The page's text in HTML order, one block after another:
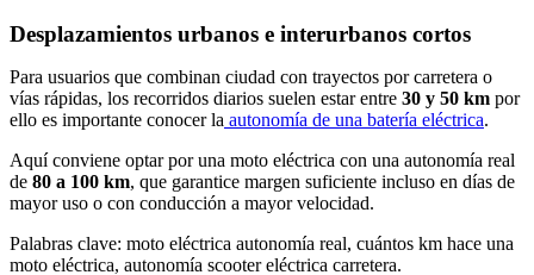
Desplazamientos urbanos e interurbanos cortos
Para usuarios que combinan ciudad con trayectos por carretera o
vías rápidas, los recorridos diarios suelen estar entre 30 y 50 km por
ello es importante conocer la autonomía de una batería eléctrica.
Aquí conviene optar por una moto eléctrica con una autonomía real
de 80 a 100 km, que garantice margen suficiente incluso en días de
mayor uso o con conducción a mayor velocidad.
Palabras clave: moto eléctrica autonomía real, cuántos km hace una
moto eléctrica, autonomía scooter eléctrica carretera.